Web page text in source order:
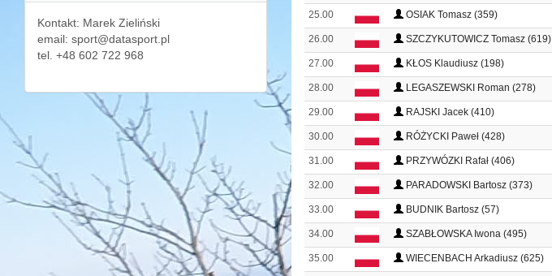
Kontakt: Marek Zieliński
email: sport@datasport.pl
tel. +48 602 722 968
25.00 OSIAK Tomasz (359)
26.00 SZCZYKUTOWICZ Tomasz (619)
27.00 KŁOS Klaudiusz (198)
28.00 LEGASZEWSKI Roman (278)
29.00 RAJSKI Jacek (410)
30.00 RÓŻYCKI Paweł (428)
31.00 PRZYWÓZKI Rafał (406)
32.00 PARADOWSKI Bartosz (373)
33.00 BUDNIK Bartosz (57)
34.00 SZABŁOWSKA Iwona (495)
35.00 WIECENBACH Arkadiusz (625)